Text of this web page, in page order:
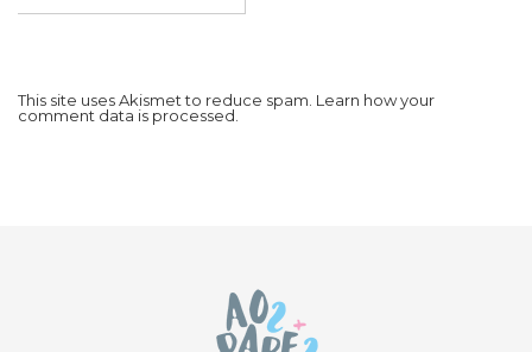
This site uses Akismet to reduce spam. Learn how your
comment data is processed.